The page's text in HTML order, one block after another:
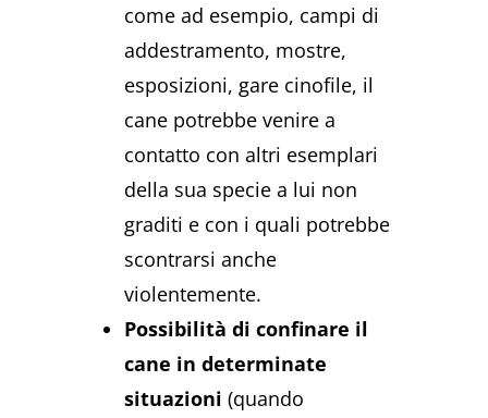
come ad esempio, campi di
addestramento, mostre,
esposizioni, gare cinofile, il
cane potrebbe venire a
contatto con altri esemplari
della sua specie a lui non
graditi e con i quali potrebbe
scontrarsi anche
violentemente.
Possibilità di confinare il
cane in determinate
situazioni (quando